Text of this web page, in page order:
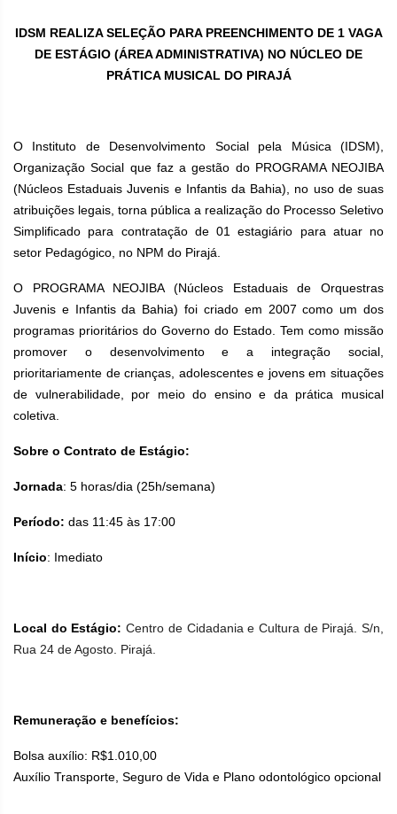
IDSM REALIZA SELEÇÃO PARA PREENCHIMENTO DE 1 VAGA
DE ESTÁGIO (ÁREA ADMINISTRATIVA) NO NÚCLEO DE
PRÁTICA MUSICAL DO PIRAJÁ
O Instituto de Desenvolvimento Social pela Música (IDSM),
Organização Social que faz a gestão do PROGRAMA NEOJIBA
(Núcleos Estaduais Juvenis e Infantis da Bahia), no uso de suas
atribuições legais, torna pública a realização do Processo Seletivo
Simplificado para contratação de 01 estagiário para atuar no
setor Pedagógico, no NPM do Pirajá.
O PROGRAMA NEOJIBA (Núcleos Estaduais de Orquestras
Juvenis e Infantis da Bahia) foi criado em 2007 como um dos
programas prioritários do Governo do Estado. Tem como missão
promover o desenvolvimento e a integração social,
prioritariamente de crianças, adolescentes e jovens em situações
de vulnerabilidade, por meio do ensino e da prática musical
coletiva.
Sobre o Contrato de Estágio:
Jornada: 5 horas/dia (25h/semana)
Período: das 11:45 às 17:00
Início: Imediato
Local do Estágio: Centro de Cidadania e Cultura de Pirajá. S/n,
Rua 24 de Agosto. Pirajá.
Remuneração e benefícios:
Bolsa auxílio: R$1.010,00
Auxílio Transporte, Seguro de Vida e Plano odontológico opcional